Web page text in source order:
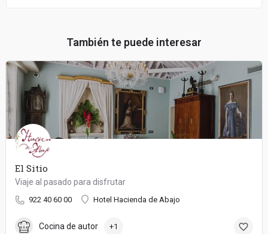
También te puede interesar
El Sitio
Viaje al pasado para disfrutar
922 40 60 00 Hotel Hacienda de Abajo
Cocina de autor +1